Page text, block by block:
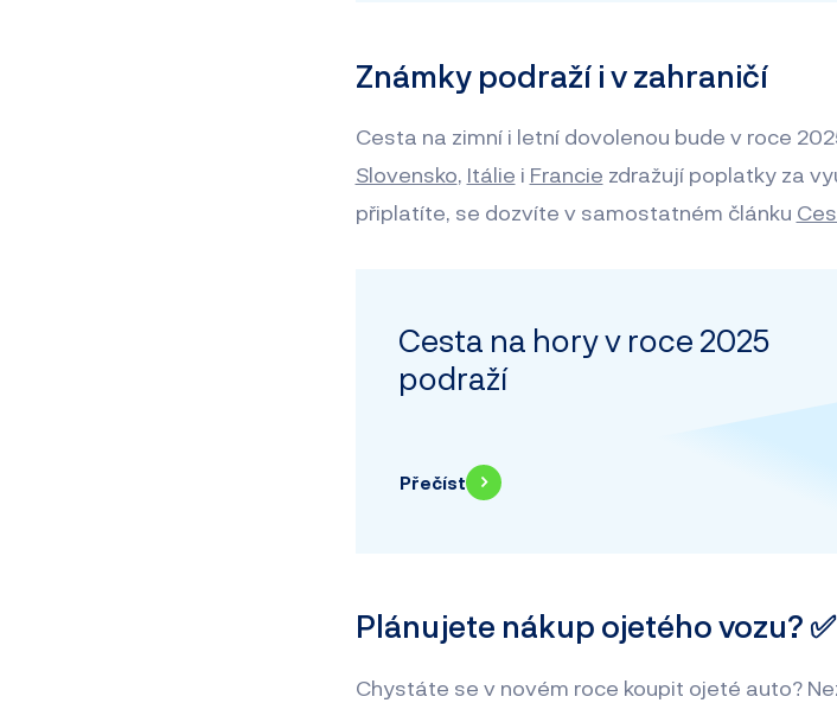
Známky podraží i v zahraničí
Cesta na zimní i letní dovolenou bude v roce
Slovensko, Itálie i Francie zdražují poplatky za
připlatíte, se dozvíte v samostatném článku
Cesta na hory v roce 2025
podraží
Přečíst
Plánujete nákup ojetého vozu? ✅
Chystáte se v novém roce koupit ojeté auto?